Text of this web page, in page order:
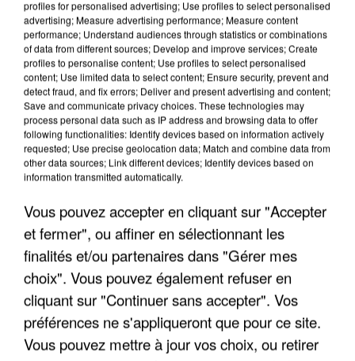
UNE TOURISTE DE L’OISE EMPORTÉE PAR UNE
COULÉE DE BOUE EN HAUTE-SAVOIE
profiles for personalised advertising; Use profiles to select personalised
advertising; Measure advertising performance; Measure content
performance; Understand audiences through statistics or combinations
of data from different sources; Develop and improve services; Create
profiles to personalise content; Use profiles to select personalised
content; Use limited data to select content; Ensure security, prevent and
detect fraud, and fix errors; Deliver and present advertising and content;
Save and communicate privacy choices. These technologies may
process personal data such as IP address and browsing data to offer
following functionalities: Identify devices based on information actively
requested; Use precise geolocation data; Match and combine data from
other data sources; Link different devices; Identify devices based on
information transmitted automatically.
Vous pouvez accepter en cliquant sur "Accepter
et fermer", ou affiner en sélectionnant les
finalités et/ou partenaires dans "Gérer mes
choix". Vous pouvez également refuser en
cliquant sur "Continuer sans accepter". Vos
préférences ne s'appliqueront que pour ce site.
Vous pouvez mettre à jour vos choix, ou retirer